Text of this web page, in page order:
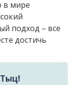
в мире
подход – все
достичь